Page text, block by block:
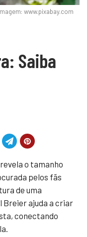
www.pixabay.com
Saiba
o tamanho
pelos fãs
de uma
Breier ajuda a criar
conectando